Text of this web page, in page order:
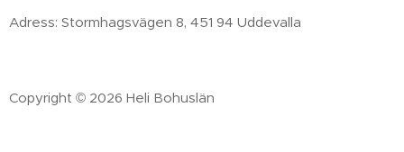
Adress: Stormhagsvägen 8, 451 94 Uddevalla
Copyright © 2026 Heli Bohuslän